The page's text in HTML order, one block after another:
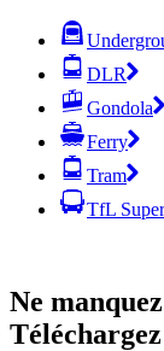
DLR
Gondola
Ferry
Tram
TfL
Ne